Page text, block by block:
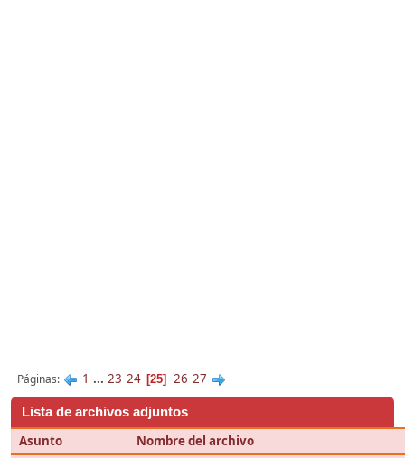
Páginas 1 ... 23 24 25 26 27
Lista de archivos adjuntos
Asunto
Nombre del archivo